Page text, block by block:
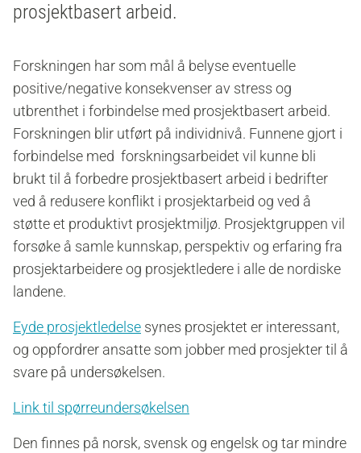
prosjektbasert arbeid.
Forskningen har som mål å belyse eventuelle
positive/negative konsekvenser av stress og
utbrenthet i forbindelse med prosjektbasert arbeid.
Forskningen blir utført på individnivå. Funnene gjort i
forbindelse med forskningsarbeidet vil kunne bli
brukt til å forbedre prosjektbasert arbeid i bedrifter
ved å redusere konflikt i prosjektarbeid og ved å
støtte et produktivt prosjektmiljø. Prosjektgruppen vil
forsøke å samle kunnskap, perspektiv og erfaring fra
prosjektarbeidere og prosjektledere i alle de nordiske
landene.
Eyde prosjektledelse synes prosjektet er interessant,
og oppfordrer ansatte som jobber med prosjekter til å
svare på undersøkelsen.
Link til spørreundersøkelsen
Den finnes på norsk, svensk og engelsk og tar mindre